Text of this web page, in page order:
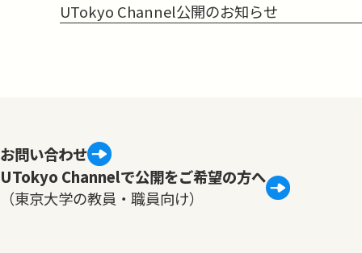
UTokyo Channel公開のお知らせ
お問い合わせ
UTokyo Channelで公開をご希望の方へ
（東京大学の教員・職員向け）